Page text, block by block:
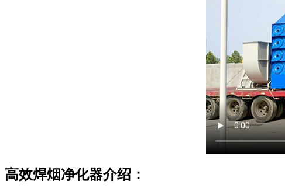
高效焊烟净化器介绍：